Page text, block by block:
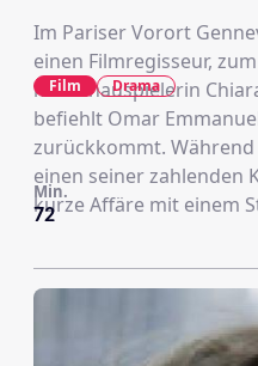
Im Pariser Vorort
einen Filmregisseur,
mit Schauspielerin
befiehlt Omar
zurückkommt.
einen seiner zahlenden
kurze Affäre mit einem
72
Min.
Film Drama